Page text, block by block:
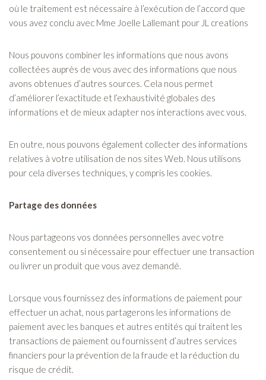
où le traitement est nécessaire à l’exécution de l’accord que
vous avez conclu avec Mme Joelle Lallemant pour JL creations
Nous pouvons combiner les informations que nous avons
collectées auprès de vous avec des informations que nous
avons obtenues d’autres sources. Cela nous permet
d’améliorer l’exactitude et l’exhaustivité globales des
informations et de mieux adapter nos interactions avec vous.
En outre, nous pouvons également collecter des informations
relatives à votre utilisation de nos sites Web. Nous utilisons
pour cela diverses techniques, y compris les cookies.
Partage des données
Nous partageons vos données personnelles avec votre
consentement ou si nécessaire pour effectuer une transaction
ou livrer un produit que vous avez demandé.
Lorsque vous fournissez des informations de paiement pour
effectuer un achat, nous partagerons les informations de
paiement avec les banques et autres entités qui traitent les
transactions de paiement ou fournissent d’autres services
financiers pour la prévention de la fraude et la réduction du
risque de crédit.